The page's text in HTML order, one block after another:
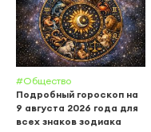
#Общество
Подробный гороскоп на
9 августа 2026 года для
всех знаков зодиака